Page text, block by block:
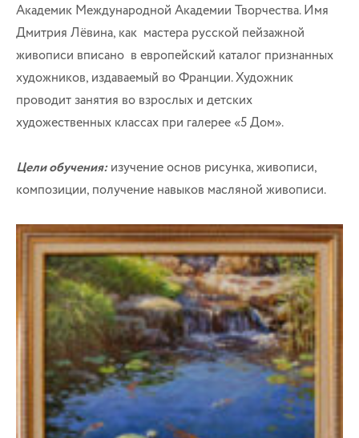
Академик Международной Академии Творчества. Имя
Дмитрия Лёвина, как мастера русской пейзажной
живописи вписано в европейский каталог признанных
художников, издаваемый во Франции. Художник
проводит занятия во взрослых и детских
художественных классах при галерее «5 Дом».
Цели обучения:изучение основ рисунка, живописи,
композиции, получение навыков масляной живописи.